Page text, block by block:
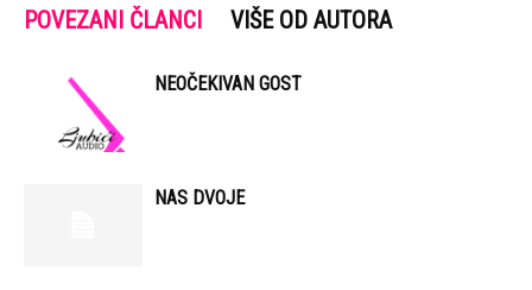
POVEZANI ČLANCI VIŠE OD AUTORA
NEOČEKIVAN GOST
NAS DVOJE